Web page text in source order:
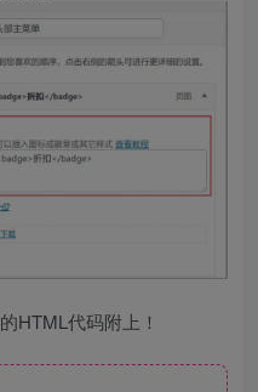
HTML代码附上！